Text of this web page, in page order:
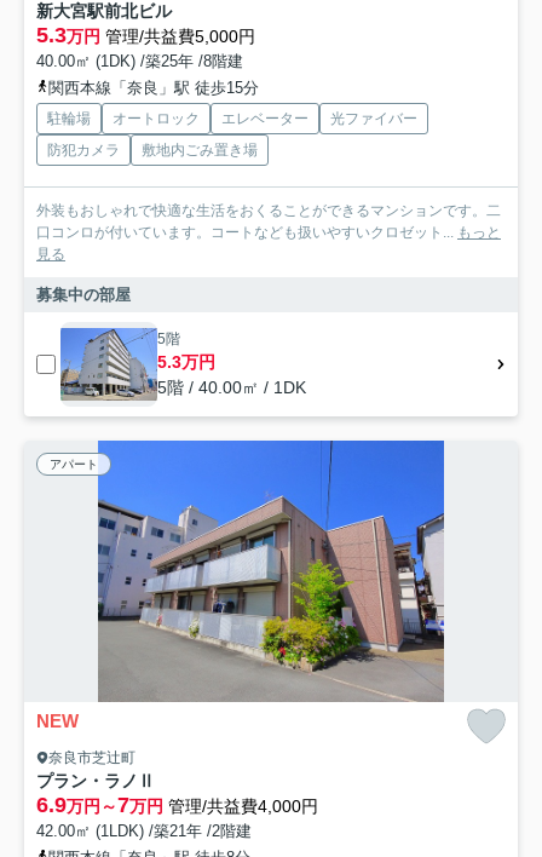
新大宮駅前北ビル
5.3万円 管理/共益費5,000円
40.00㎡ (1DK) /築25年 /8階建
関西本線「奈良」駅 徒歩15分
駐輪場 オートロック エレベーター
光ファイバー
防犯カメラ
敷地内ごみ置き場
外装もおしゃれで快適な生活をおくることができるマンションです。二
口コンロが付いています。コートなども扱いやすいクロゼット... もっと
見る
募集中の部屋
5階
5.3万円
5階 / 40.00㎡ / 1DK
アパート
NEW
奈良市芝辻町
プラン・ラノⅡ
6.9万円～7万円 管理/共益費4,000円
42.00㎡ (1LDK) /築21年 /2階建